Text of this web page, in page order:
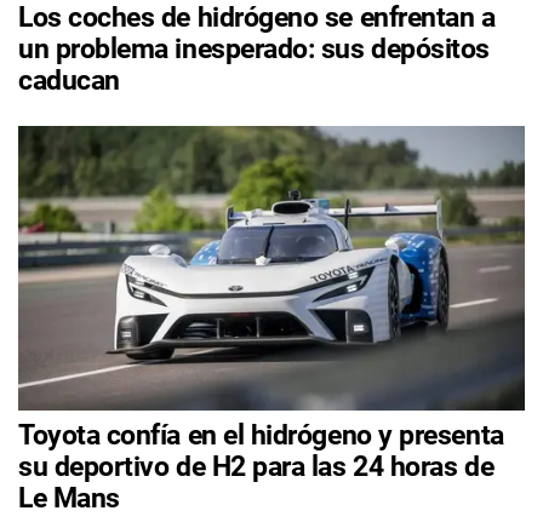
Los coches de hidrógeno se enfrentan a
un problema inesperado: sus depósitos
caducan
Toyota confía en el hidrógeno y presenta
su deportivo de H2 para las 24 horas de
Le Mans